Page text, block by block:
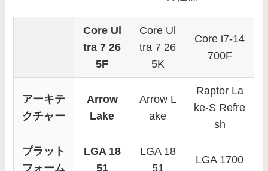
Core Ul
tra 7 26
5F
Core Ul
tra 7 26
5K
Core i7-14
700F
アーキテ
クチャー
Arrow
Lake
Arrow L
ake
Raptor La
ke-S Refre
sh
プラット
フォーム
LGA 18
51
LGA 18
51
LGA 1700